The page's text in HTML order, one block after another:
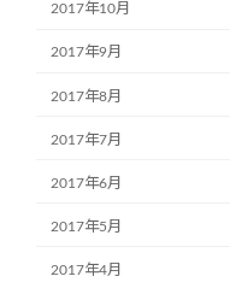
2017年10月
2017年9月
2017年8月
2017年7月
2017年6月
2017年5月
2017年4月